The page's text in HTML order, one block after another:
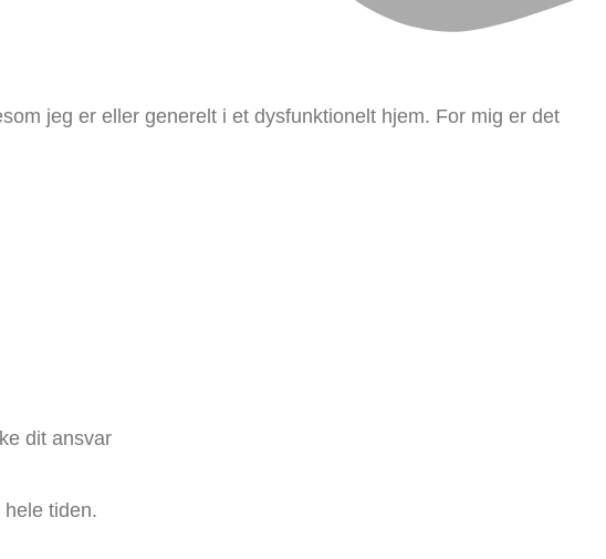
jeg er eller generelt i et dysfunktionelt hjem. For mig er det
dit ansvar
tiden.